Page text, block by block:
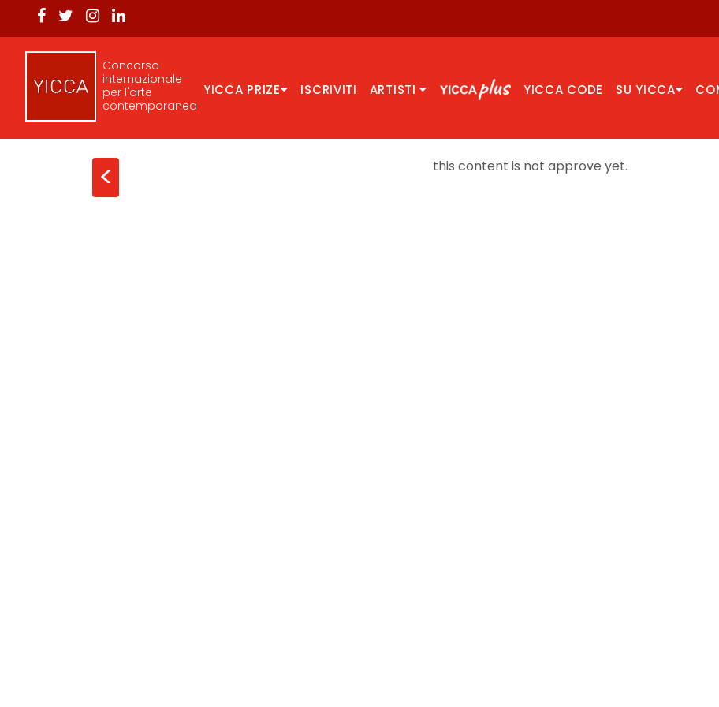
Concorso
internazionale
per l'arte
contemporanea
YICCA PRIZE ISCRIVITI ARTISTI YICCA CODE SU YICCA
< this content is not approve yet.